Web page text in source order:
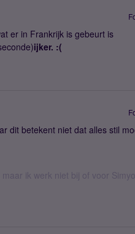
er in Frankrijk is gebeurt is
ijker. :(
dit betekent niet dat alles stil
ik werk niet bij of voor